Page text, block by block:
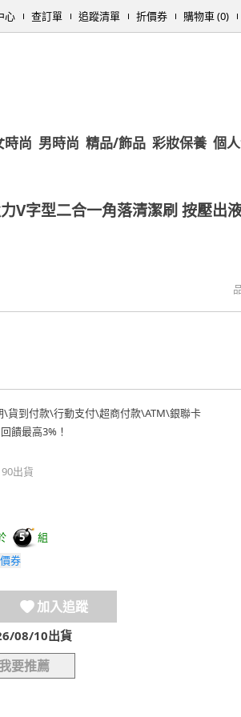
心 查訂單 追蹤清單 折價券 購物車 (0)
時尚 男時尚 精品/飾品 彩妝保養 個
V字型二合一角落清潔刷 按壓出
\貨到付款\行動支付\超商付款\ATM\銀聯卡
饋最高3%！
出貨
5
組
券
加入追蹤
08/10出貨
要推薦